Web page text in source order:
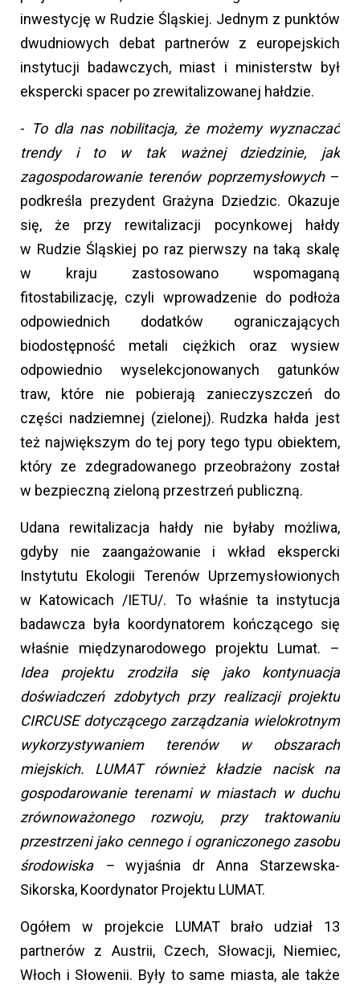
inwestycję w Rudzie Śląskiej. Jednym z punktów
dwudniowych debat partnerów z europejskich
instytucji badawczych, miast i ministerstw był
ekspercki spacer po zrewitalizowanej hałdzie.
- To dla nas nobilitacja, że możemy wyznaczać
trendy i to w tak ważnej dziedzinie, jak
zagospodarowanie terenów poprzemysłowych –
podkreśla prezydent Grażyna Dziedzic. Okazuje
się, że przy rewitalizacji pocynkowej hałdy
w Rudzie Śląskiej po raz pierwszy na taką skalę
w kraju zastosowano wspomaganą
fitostabilizację, czyli wprowadzenie do podłoża
odpowiednich dodatków ograniczających
biodostępność metali ciężkich oraz wysiew
odpowiednio wyselekcjonowanych gatunków
traw, które nie pobierają zanieczyszczeń do
części nadziemnej (zielonej). Rudzka hałda jest
też największym do tej pory tego typu obiektem,
który ze zdegradowanego przeobrażony został
w bezpieczną zieloną przestrzeń publiczną.
Udana rewitalizacja hałdy nie byłaby możliwa,
gdyby nie zaangażowanie i wkład ekspercki
Instytutu Ekologii Terenów Uprzemysłowionych
w Katowicach /IETU/. To właśnie ta instytucja
badawcza była koordynatorem kończącego się
właśnie międzynarodowego projektu Lumat. –
Idea projektu zrodziła się jako kontynuacja
doświadczeń zdobytych przy realizacji projektu
CIRCUSE dotyczącego zarządzania wielokrotnym
wykorzystywaniem terenów w obszarach
miejskich. LUMAT również kładzie nacisk na
gospodarowanie terenami w miastach w duchu
zrównoważonego rozwoju, przy traktowaniu
przestrzeni jako cennego i ograniczonego zasobu
środowiska – wyjaśnia dr Anna Starzewska-
Sikorska, Koordynator Projektu LUMAT.
Ogółem w projekcie LUMAT brało udział 13
partnerów z Austrii, Czech, Słowacji, Niemiec,
Włoch i Słowenii. Były to same miasta, ale także